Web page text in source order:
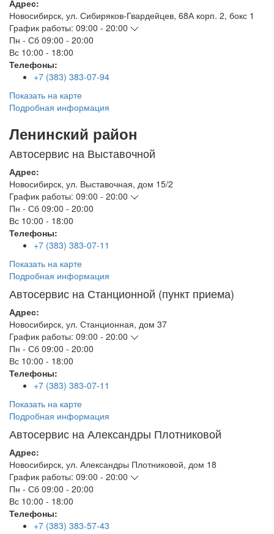
Адрес:
Новосибирск, ул. Сибиряков-Гвардейцев, 68А корп. 2, бокс 1
График работы: 09:00 - 20:00
Пн - Сб 09:00 - 20:00
Вс 10:00 - 18:00
Телефоны:
+7 (383) 383-07-94
Показать на карте
Подробная информация
Ленинский район
Автосервис на Выставочной
Адрес:
Новосибирск, ул. Выставочная, дом 15/2
График работы: 09:00 - 20:00
Пн - Сб 09:00 - 20:00
Вс 10:00 - 18:00
Телефоны:
+7 (383) 383-07-11
Показать на карте
Подробная информация
Автосервис на Станционной (пункт приема)
Адрес:
Новосибирск, ул. Станционная, дом 37
График работы: 09:00 - 20:00
Пн - Сб 09:00 - 20:00
Вс 10:00 - 18:00
Телефоны:
+7 (383) 383-07-11
Показать на карте
Подробная информация
Автосервис на Александры Плотниковой
Адрес:
Новосибирск, ул. Александры Плотниковой, дом 18
График работы: 09:00 - 20:00
Пн - Сб 09:00 - 20:00
Вс 10:00 - 18:00
Телефоны:
+7 (383) 383-57-43